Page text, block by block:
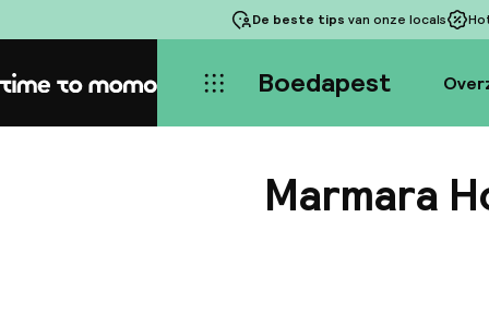
De beste tips van onze locals
Home Boedapest
Marmara